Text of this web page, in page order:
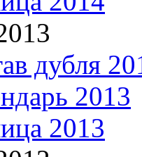
дубля
2013
2013